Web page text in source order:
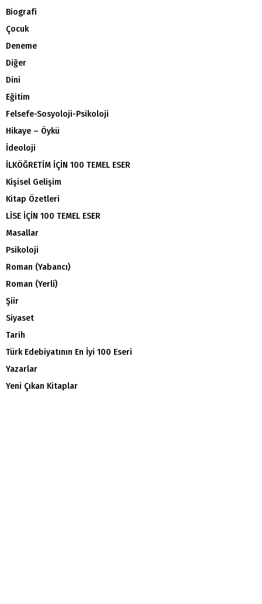
Biografi
Çocuk
Deneme
Diğer
Dini
Eğitim
Felsefe-Sosyoloji-Psikoloji
Hikaye – Öykü
İdeoloji
İLKÖĞRETİM İÇİN 100 TEMEL ESER
Kişisel Gelişim
Kitap Özetleri
LİSE İÇİN 100 TEMEL ESER
Masallar
Psikoloji
Roman (Yabancı)
Roman (Yerli)
Şiir
Siyaset
Tarih
Türk Edebiyatının En İyi 100 Eseri
Yazarlar
Yeni Çıkan Kitaplar